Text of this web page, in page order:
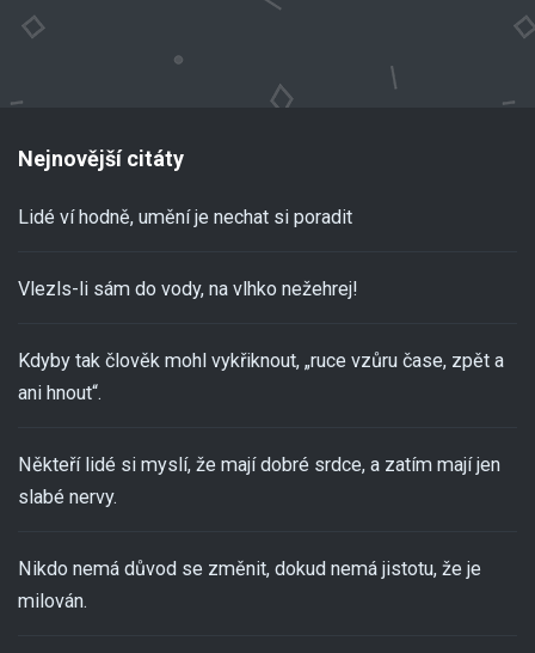
Nejnovější citáty
Lidé ví hodně, umění je nechat si poradit
Vlezls-li sám do vody, na vlhko nežehrej!
Kdyby tak člověk mohl vykřiknout, „ruce vzůru čase, zpět a
ani hnout“.
Někteří lidé si myslí, že mají dobré srdce, a zatím mají jen
slabé nervy.
Nikdo nemá důvod se změnit, dokud nemá jistotu, že je
milován.